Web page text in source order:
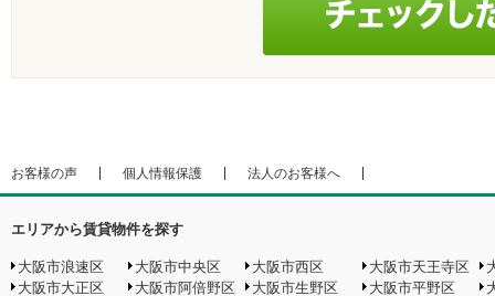
お客様の声 個人情報保護 法人のお客様へ
エリアから賃貸物件を探す
大阪市浪速区 大阪市中央区 大阪市西区 大阪市天王寺区
大阪市大正区
大阪市阿倍野区 大阪市生野区 大阪市平野区